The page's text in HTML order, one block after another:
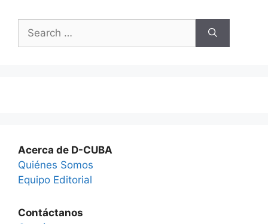
Search
for:
Acerca de D-CUBA
Quiénes Somos
Equipo Editorial
Contáctanos